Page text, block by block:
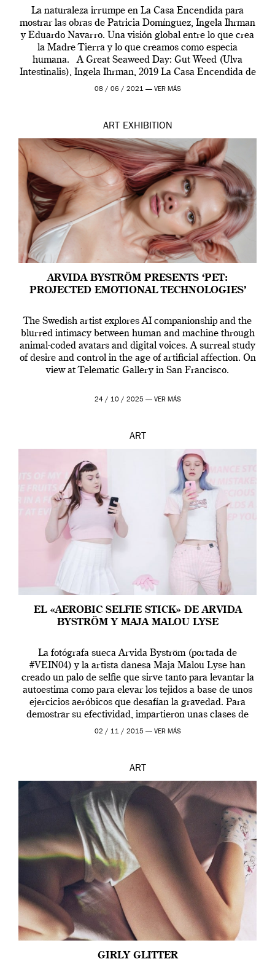
La naturaleza irrumpe en La Casa Encendida para
mostrar las obras de Patricia Domínguez, Ingela Ihrman
y Eduardo Navarro. Una visión global entre lo que crea
la Madre Tierra y lo que creamos como especia
humana. A Great Seaweed Day: Gut Weed (Ulva
Intestinalis), Ingela Ihrman, 2019 La Casa Encendida de
Madrid y la Wellcome […]
08 / 06 / 2021 — VER MÁS
ART EXHIBITION
ARVIDA BYSTRÖM PRESENTS ‘PET:
PROJECTED EMOTIONAL TECHNOLOGIES’
The Swedish artist explores AI companionship and the
blurred intimacy between human and machine through
animal-coded avatars and digital voices. A surreal study
of desire and control in the age of artificial affection. On
view at Telematic Gallery in San Francisco.
24 / 10 / 2025 — VER MÁS
ART
EL «AEROBIC SELFIE STICK» DE ARVIDA
BYSTRÖM Y MAJA MALOU LYSE
La fotógrafa sueca Arvida Byström (portada de
#VEIN04) y la artista danesa Maja Malou Lyse han
creado un palo de selfie que sirve tanto para levantar la
autoestima como para elevar los tejidos a base de unos
ejercicios aeróbicos que desafían la gravedad. Para
demostrar su efectividad, impartieron unas clases de
prueba en el Tate […]
02 / 11 / 2015 — VER MÁS
ART
GIRLY GLITTER